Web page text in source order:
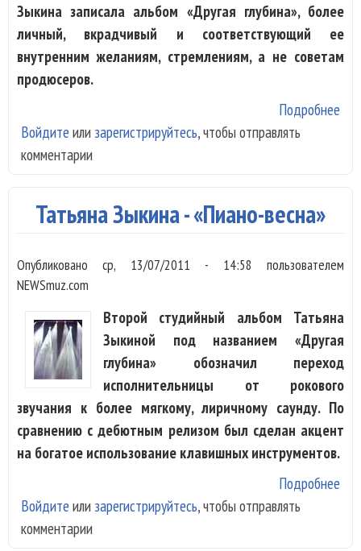
Зыкина записала альбом «Другая глубина», более
личный, вкрадчивый и соответствующий ее
внутренним желаниям, стремлениям, а не советам
продюсеров.
Подробнее
Войдите или зарегистрируйтесь, чтобы отправлять
комментарии
Татьяна Зыкина - «Пиано-весна»
Опубликованоср, 13/07/2011 - 14:58 пользователем
NEWSmuz.com
Второй студийный альбом Татьяна
Зыкиной под названием «Другая
глубина» обозначил переход
исполнительницы от рокового
звучания к более мягкому, лиричному саунду. По
сравнению с дебютным релизом был сделан акцент
на богатое использование клавишных инструментов.
Подробнее
Войдите или зарегистрируйтесь, чтобы отправлять
комментарии